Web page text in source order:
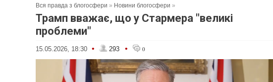
Вся правда з блогосфери » Новини блогосфери »
Трамп вважає, що у Стармера "великі
проблеми"
15.05.2026, 18:30 • 293 • 0